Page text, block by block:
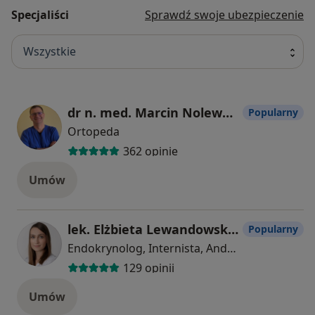
Specjaliści Sprawdź swoje ubezpieczenie
Wszystkie
dr n. med. Marcin Nolewajka
Ortopeda
362 opinie
Popularny
Umów
lek. Elżbieta Lewandowska-Jabłońska
Endokrynolog, Internista, Androlog
129 opinii
Popularny
Umów